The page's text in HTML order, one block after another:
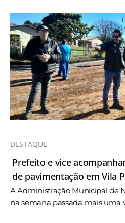
DESTAQUE
Prefeito e vice
de pavimentação em Vila
A Administração Municipal de
na semana passada mais uma